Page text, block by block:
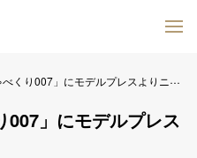
り007」にモデルプレスよりニュース提供
007」にモデルプレス